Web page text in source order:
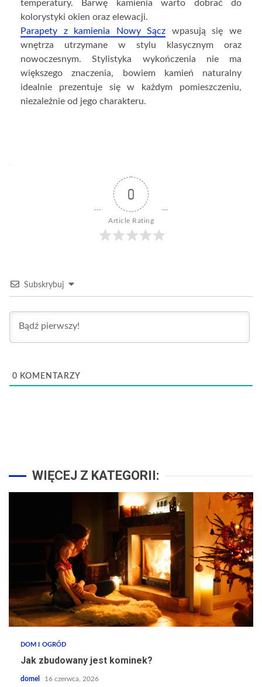
temperatury. Barwę kamienia warto dobrać do
kolorystyki okien oraz elewacji.
Parapety z kamienia Nowy Sącz wpasują się we
wnętrza utrzymane w stylu klasycznym oraz
nowoczesnym. Stylistyka wykończenia nie ma
większego znaczenia, bowiem kamień naturalny
idealnie prezentuje się w każdym pomieszczeniu,
niezależnie od jego charakteru.
0
Article Rating
Subskrybuj
0 KOMENTARZY
WIĘCEJ Z KATEGORII:
DOM I OGRÓD
Jak zbudowany jest kominek?
domel 16 czerwca, 2026